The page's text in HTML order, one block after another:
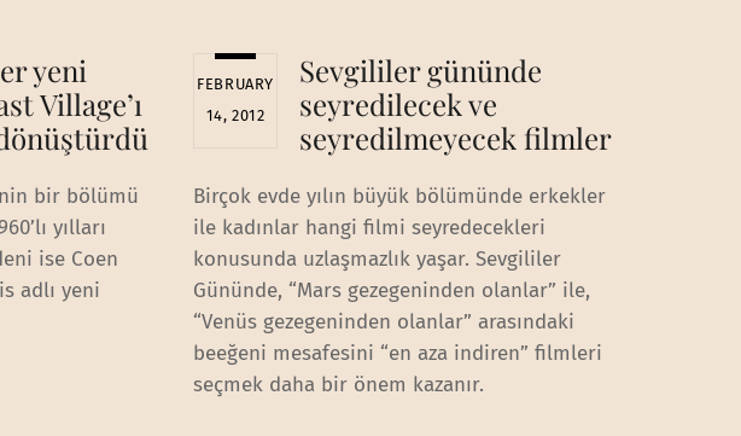
yeni
Village’ı
dönüştürdü
bir bölümü
yılları
ise Coen
adlı yeni
FEBRUARY
14, 2012
Sevgililer gününde
seyredilecek ve
seyredilmeyecek filmler
Birçok evde yılın büyük bölümünde erkekler
ile kadınlar hangi filmi seyredecekleri
konusunda uzlaşmazlık yaşar. Sevgililer
Gününde, “Mars gezegeninden olanlar” ile,
“Venüs gezegeninden olanlar” arasındaki
beeğeni mesafesini “en aza indiren” filmleri
seçmek daha bir önem kazanır.